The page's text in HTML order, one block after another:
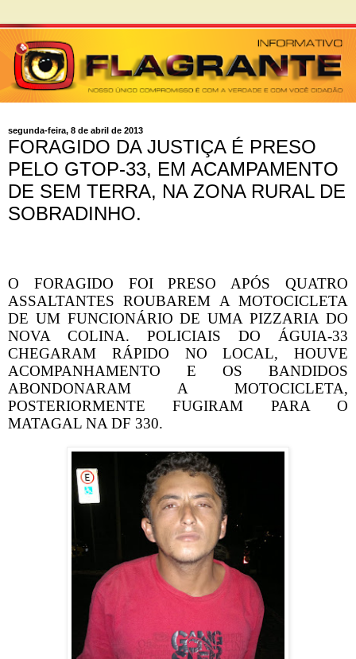
segunda-feira, 8 de abril de 2013
FORAGIDO DA JUSTIÇA É PRESO
PELO GTOP-33, EM ACAMPAMENTO
DE SEM TERRA, NA ZONA RURAL DE
SOBRADINHO.
O FORAGIDO FOI PRESO APÓS QUATRO
ASSALTANTES ROUBAREM A MOTOCICLETA
DE UM FUNCIONÁRIO DE UMA PIZZARIA DO
NOVA COLINA. POLICIAIS DO ÁGUIA-33
CHEGARAM RÁPIDO NO LOCAL, HOUVE
ACOMPANHAMENTO E OS BANDIDOS
ABONDONARAM A MOTOCICLETA,
POSTERIORMENTE FUGIRAM PARA O
MATAGAL NA DF 330.